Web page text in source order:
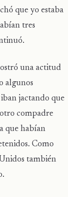
que yo estaba
tres
una actitud
algunos
jactando que
compadre
que habían
Como
también